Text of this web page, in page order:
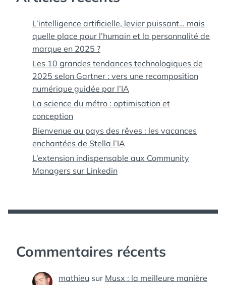
L’intelligence artificielle, levier puissant… mais
quelle place pour l’humain et la personnalité de
marque en 2025 ?
Les 10 grandes tendances technologiques de
2025 selon Gartner : vers une recomposition
numérique guidée par l’IA
La science du métro : optimisation et
conception
Bienvenue au pays des rêves : les vacances
enchantées de Stella l’IA
L’extension indispensable aux Community
Managers sur Linkedin
Commentaires récents
mathieu sur Musx : la meilleure manière